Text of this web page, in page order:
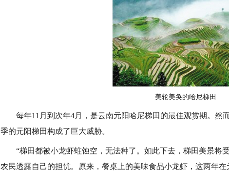
美轮美奂的哈尼梯田
每年11月到次年4月，是云南元阳哈尼梯田的最佳观赏期。然
季的元阳梯田构成了巨大威胁。
“梯田都被小龙虾蛀蚀空，无法种了。如此下去，梯田美景将
农民透露自己的担忧。原来，餐桌上的美味食品小龙虾，这两年